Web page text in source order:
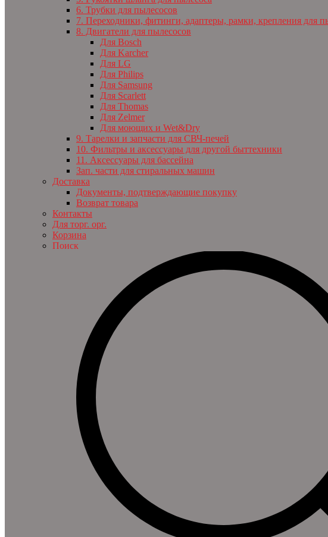
6. Трубки для пылесосов
7. Переходники, фитинги, адаптеры, рамки, крепления для
8. Двигатели для пылесосов
Для Bosch
Для Karcher
Для LG
Для Philips
Для Samsung
Для Scarlett
Для Thomas
Для Zelmer
Для моющих и Wet&Dry
9. Тарелки и запчасти для СВЧ-печей
10. Фильтры и аксессуары для другой быттехники
11. Аксессуары для бассейна
Зап. части для стиральных машин
Доставка
Документы, подтверждающие покупку
Возврат товара
Контакты
Для торг. орг.
Корзина
Поиск